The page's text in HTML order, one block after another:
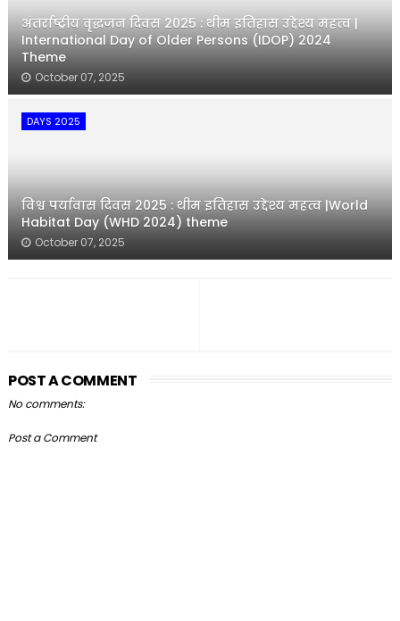
अंतर्राष्ट्रीय वृद्धजन दिवस 2025 : थीम इतिहास उद्देश्य महत्व |
International Day of Older Persons (IDOP) 2024
Theme
October 07, 2025
DAYS 2025
विश्व पर्यावास दिवस 2025 : थीम इतिहास उद्देश्य महत्व |World
Habitat Day (WHD 2024) theme
October 07, 2025
POST A COMMENT
No comments:
Post a Comment